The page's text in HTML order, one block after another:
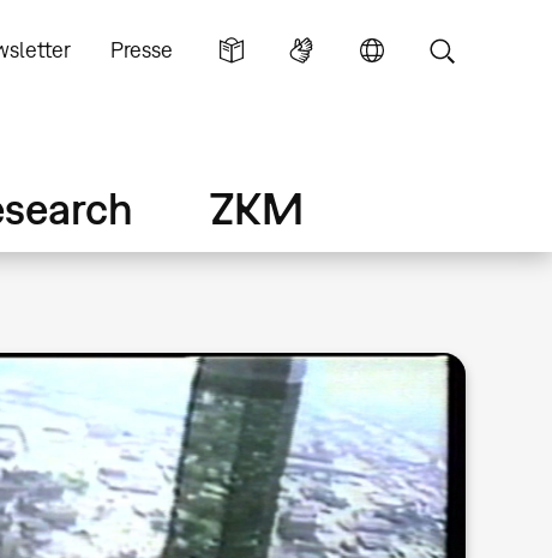
Presse
ZKM